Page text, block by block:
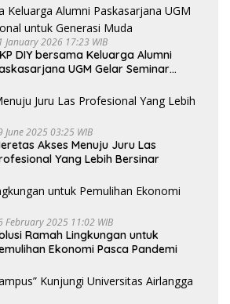
January 2026 17:23 WIB
DIY bersama Keluarga Alumni
UGM Gelar Seminar
June 2025 03:25 WIB
Akses Menuju Juru Las
Yang Lebih Bersinar
February 2025 11:02 WIB
Ramah Lingkungan untuk
Ekonomi Pasca Pandemi